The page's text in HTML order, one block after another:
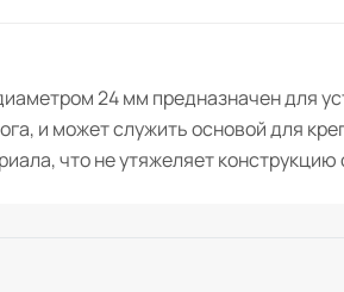
24 мм предназначен для
и может служить основой для
что не утяжеляет конструкцию